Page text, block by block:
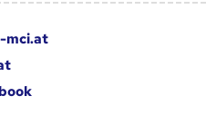
mci.at